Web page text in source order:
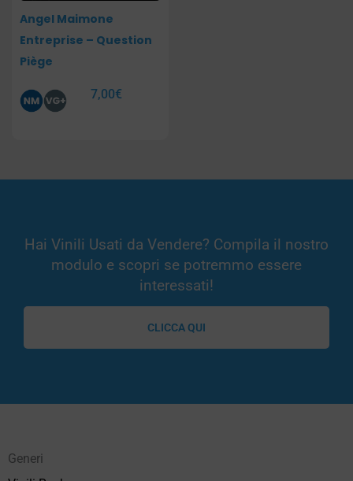
Angel Maimone
Entreprise – Question
Piège
7,00€
Hai Vinili Usati da Vendere? Compila il nostro
modulo e scopri se potremmo essere
interessati!
CLICCA QUI
Generi